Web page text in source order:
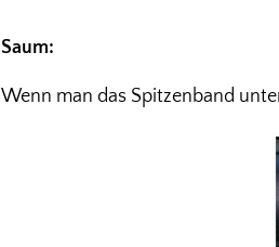
Saum:
Wenn man das Spitzenband